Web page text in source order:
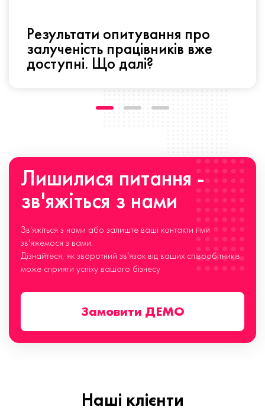
Результати опитування про
залученість працівників вже
доступні. Що далі?
Лишилися питання -
зв'яжіться з нами
Зв'яжіться з нами або залиште ваші контакти і ми
зв'яжемося з вами.
Дізнайтеся, як зворотний зв'язок від ваших співробітників
може сприяти успіху вашого бізнесу
Замовити ДЕМО
Наші клієнти